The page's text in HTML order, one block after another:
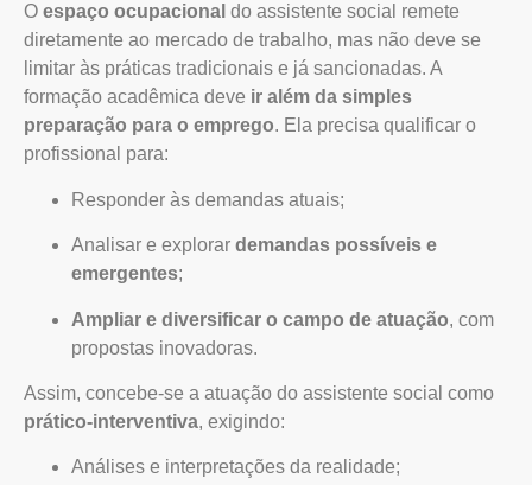
O espaço ocupacional do assistente social remete
diretamente ao mercado de trabalho, mas não deve se
limitar às práticas tradicionais e já sancionadas. A
formação acadêmica deve ir além da simples
preparação para o emprego. Ela precisa qualificar o
profissional para:
Responder às demandas atuais;
Analisar e explorar demandas possíveis e
emergentes;
Ampliar e diversificar o campo de atuação, com
propostas inovadoras.
Assim, concebe-se a atuação do assistente social como
prático-interventiva, exigindo:
Análises e interpretações da realidade;